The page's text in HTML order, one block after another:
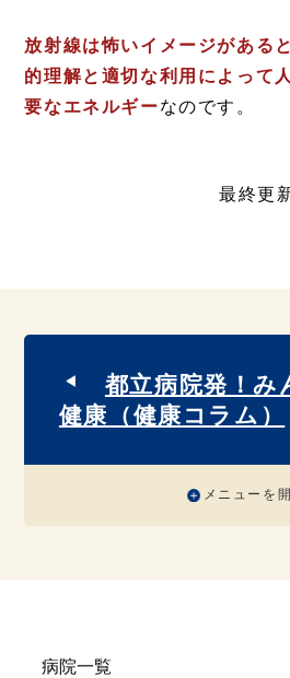
放射線は怖いイメージがある
的理解と適切な利用によって
要なエネルギーなのです。
最終更
都立病院発！み
健康（健康コラム）
メニューを開
病院一覧